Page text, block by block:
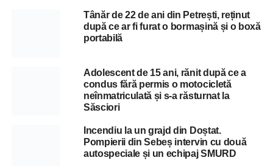
Tânăr de 22 de ani din Petrești, reținut
după ce ar fi furat o bormașină și o boxă
portabilă
Adolescent de 15 ani, rănit după ce a
condus fără permis o motocicletă
neînmatriculată și s-a răsturnat la
Săsciori
Incendiu la un grajd din Doștat.
Pompierii din Sebeș intervin cu două
autospeciale și un echipaj SMURD